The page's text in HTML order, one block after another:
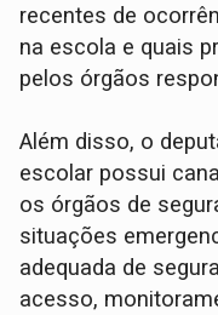
recentes de
na escola e quais
pelos órgãos
Além disso, o
escolar possui
os órgãos de
situações
adequada de
acesso,